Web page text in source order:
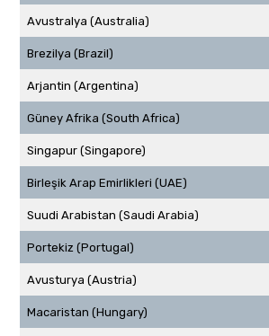
Avustralya (Australia)
Brezilya (Brazil)
Arjantin (Argentina)
Güney Afrika (South Africa)
Singapur (Singapore)
Birleşik Arap Emirlikleri (UAE)
Suudi Arabistan (Saudi Arabia)
Portekiz (Portugal)
Avusturya (Austria)
Macaristan (Hungary)